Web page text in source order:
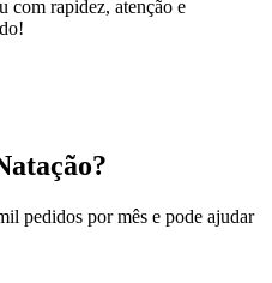
com rapidez, atenção e
pedidos por mês e pode ajudar